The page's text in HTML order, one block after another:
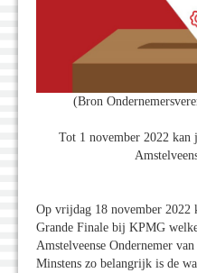
(Bron
Tot 1 november 2022 kan
Op vrijdag 18 november 2022
Grande Finale bij KPMG
Amstelveense Ondernemer
Minstens zo belangrijk is de